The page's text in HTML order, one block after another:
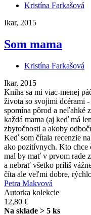
Kristína Farkašová
Ikar, 2015
Som mama
Kristína Farkašová
Ikar, 2015
Kniha sa mi viac-menej
života so svojimi dcérami
spomína pôrod a neľahké
každá mama (aj keď má
zbytočnosti a akoby
Keď som čítala recenzie
ako pozitívnych. Kto
mal by mať v prvom rade
a nebrať všetko príliš
číta ale veľmi dobre,
Petra Makvová
Autorka kolekcie
12,80 €
Na sklade > 5 ks